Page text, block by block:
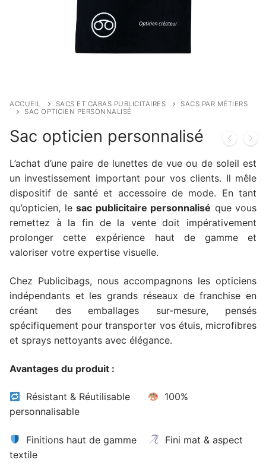
ACCUEIL SACS ET CABAS PUBLICITAIRES
SACS PAR MÉTIERS
SAC OPTICIEN PERSONNALISÉ
Sac opticien personnalisé
L’achat d’une paire de lunettes de vue ou de soleil est
un investissement important pour vos clients. Il mêle
dispositif de santé et accessoire de mode. En tant
qu’opticien, le sac publicitaire personnalisé que vous
remettez à la fin de la vente doit impérativement
prolonger cette expérience haut de gamme et
valoriser votre expertise visuelle.
Chez Publicibags, nous accompagnons les opticiens
indépendants et les grands réseaux de franchise en
créant des emballages sur-mesure, pensés
spécifiquement pour transporter vos étuis, microfibres
et sprays nettoyants avec élégance.
Avantages du produit :
Résistant & Réutilisable
100%
personnalisable
Finitions haut de gamme
Fini mat & aspect
textile